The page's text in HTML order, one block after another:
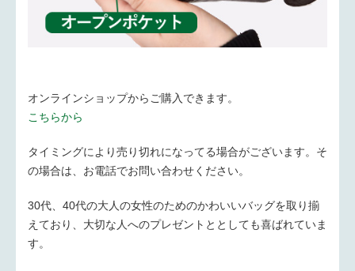
オンラインショップからご購入できます。
こちらから
タイミングにより売り切れになってる場合がございます。そ
の場合は、お電話でお問い合わせください。
30代、40代の大人の女性のためのかわいいバッグを取り揃
えており、大切な人へのプレゼントととしても喜ばれていま
す。